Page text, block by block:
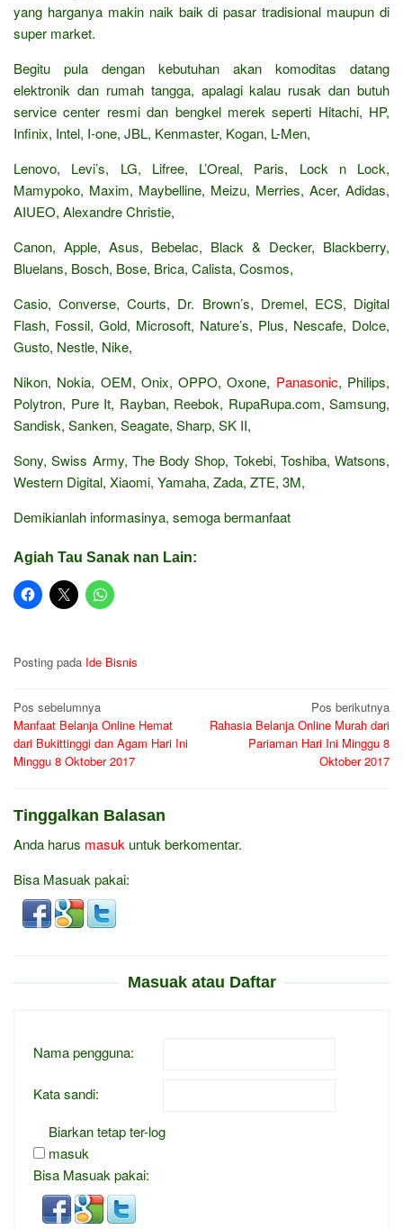
yang harganya makin naik baik di pasar tradisional maupun di
super market.
Begitu pula dengan kebutuhan akan komoditas datang
elektronik dan rumah tangga, apalagi kalau rusak dan butuh
service center resmi dan bengkel merek seperti Hitachi, HP,
Infinix, Intel, I-one, JBL, Kenmaster, Kogan, L-Men,
Lenovo, Levi’s, LG, Lifree, L’Oreal, Paris, Lock n Lock,
Mamypoko, Maxim, Maybelline, Meizu, Merries, Acer, Adidas,
AIUEO, Alexandre Christie,
Canon, Apple, Asus, Bebelac, Black & Decker, Blackberry,
Bluelans, Bosch, Bose, Brica, Calista, Cosmos,
Casio, Converse, Courts, Dr. Brown’s, Dremel, ECS, Digital
Flash, Fossil, Gold, Microsoft, Nature’s, Plus, Nescafe, Dolce,
Gusto, Nestle, Nike,
Nikon, Nokia, OEM, Onix, OPPO, Oxone, Panasonic, Philips,
Polytron, Pure It, Rayban, Reebok, RupaRupa.com, Samsung,
Sandisk, Sanken, Seagate, Sharp, SK II,
Sony, Swiss Army, The Body Shop, Tokebi, Toshiba, Watsons,
Western Digital, Xiaomi, Yamaha, Zada, ZTE, 3M,
Demikianlah informasinya, semoga bermanfaat
Agiah Tau Sanak nan Lain:
Posting pada Ide Bisnis
Navigasi
pos
Pos sebelumnya
Manfaat Belanja Online Hemat
dari Bukittinggi dan Agam Hari Ini
Minggu 8 Oktober 2017
Pos berikutnya
Rahasia Belanja Online Murah dari
Pariaman Hari Ini Minggu 8
Oktober 2017
Tinggalkan Balasan
Anda harus masuk untuk berkomentar.
Bisa Masuak pakai:
Masuak atau Daftar
Nama pengguna:
Kata sandi:
Biarkan tetap ter-log
masuk
Bisa Masuak pakai: